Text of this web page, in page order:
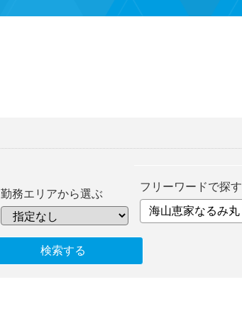
勤務エリアから選ぶ
フリーワードで探す